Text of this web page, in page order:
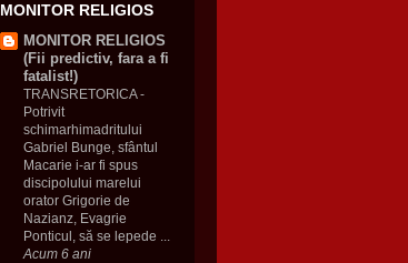
MONITOR RELIGIOS
MONITOR RELIGIOS
(Fii predictiv, fara a fi
fatalist!)
TRANSRETORICA-
Potrivit
schimarhimadritului
Gabriel Bunge, sfântul
Macarie i-ar fi spus
discipolului marelui
orator Grigorie de
Nazianz, Evagrie
Ponticul, să se lepede ...
Acum 6 ani